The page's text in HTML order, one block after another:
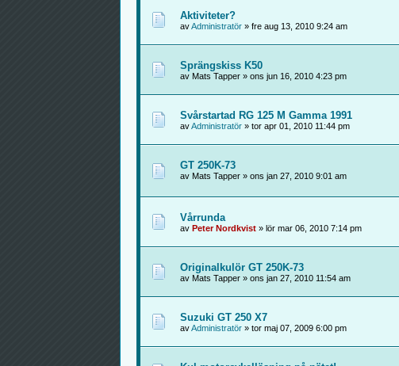
Aktiviteter?
avAdministratör» fre aug 13, 2010 9:24 am
Sprängskiss K50
av Mats Tapper » ons jun 16, 2010 4:23 pm
Svårstartad RG 125 M Gamma 1991
avAdministratör» tor apr 01, 2010 11:44 pm
GT 250K-73
av Mats Tapper » ons jan 27, 2010 9:01 am
Vårrunda
av Peter Nordkvist» lör mar 06, 2010 7:14 pm
Originalkulör GT 250K-73
av Mats Tapper » ons jan 27, 2010 11:54 am
Suzuki GT 250 X7
avAdministratör» tor maj 07, 2009 6:00 pm